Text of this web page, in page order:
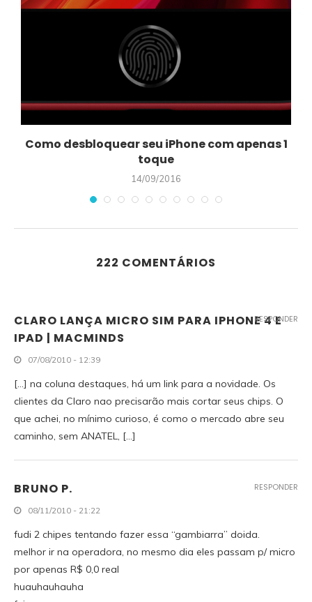
Como desbloquear seu iPhone com apenas 1
toque
14/09/2016
222 COMENTÁRIOS
CLARO LANÇA MICRO SIM PARA IPHONE 4 E
IPAD | MACMINDS
07/08/2010 - 12:39
[…] na coluna destaques, há um link para a novidade. Os
clientes da Claro nao precisarão mais cortar seus chips. O
que achei, no mínimo curioso, é como o mercado abre seu
caminho, sem ANATEL, […]
RESPONDER
BRUNO P.
08/11/2010 - 21:22
fudi 2 chipes tentando fazer essa “gambiarra” doida.
melhor ir na operadora, no mesmo dia eles passam p/ micro
por apenas R$ 0,0 real
huauhauhauha
RESPONDER